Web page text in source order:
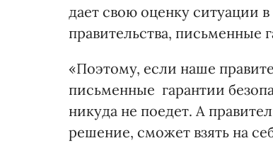
дает свою оценку ситуации
правительства, письменные
«Поэтому, если наше
письменные гарантии
никуда не поедет. А
решение, сможет взять на